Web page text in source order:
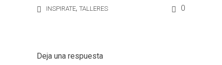
INSPIRATE, TALLERES 0
Deja una respuesta